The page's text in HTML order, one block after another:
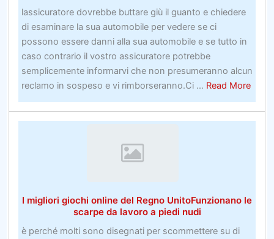
scuole
inferiori
a
rischio
minore
affrontano
anche
lassicuratore dovrebbe buttare giù il guanto e chiedere
di esaminare la sua automobile per vedere se ci
possono essere danni alla sua automobile e se tutto in
caso contrario il vostro assicuratore potrebbe
semplicemente informarvi che non presumeranno alcun
reclamo in sospeso e vi rimborseranno.Ci ... Read Moreabout
I
posti
I migliori giochi online del Regno UnitoFunzionano le
scarpe da lavoro a piedi nudi
è perché molti sono disegnati per scommettere su di